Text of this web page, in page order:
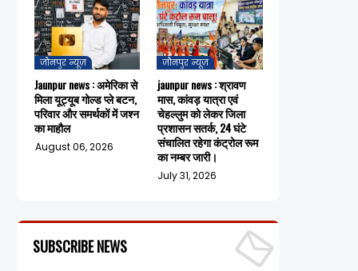
जौनपुर न्यूज़
Jaunpur news : अमेरिका से
मिला यूट्यूब गोल्ड प्ले बटन,
परिवार और समर्थकों में जश्न
का माहौल
August 06, 2026
जौनपुर न्यूज़
jaunpur news : श्रावण
मास, कांवड़ यात्रा एवं
चेहल्लुम को लेकर जिला
प्रशासन सतर्क, 24 घंटे
संचालित रहेगा कंट्रोल रूम
का नम्बर जारी।
July 31, 2026
SUBSCRIBE NEWS